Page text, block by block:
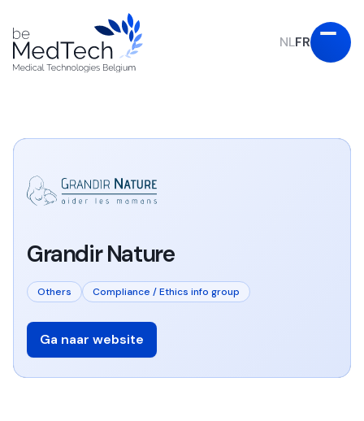
NLFR
Grandir Nature
Others Compliance / Ethics info group
Ga naar website